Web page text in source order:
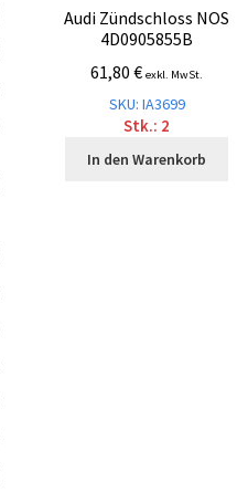
Audi Zündschloss NOS
4D0905855B
61,80€ exkl. MwSt.
SKU: IA3699
Stk.: 2
In den Warenkorb